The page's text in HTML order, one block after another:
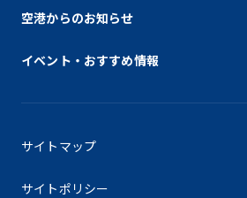
空港からのお知らせ
イベント・おすすめ情報
サイトマップ
サイトポリシー